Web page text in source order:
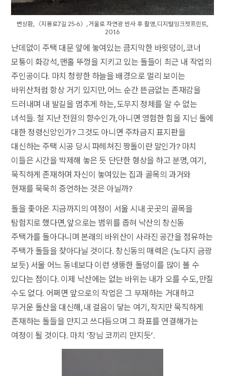
변상환, 〈지봉로7길 25-6〉, 거울로 자연광 반사 후 촬영, 디지털잉크젯프린트,
2016
난데없이 주택 대문 앞에 놓여있는 큼지막한 바윗덩이, 코너
모퉁이 화강석, 맨홀 뚜껑을 지키고 있는 돌들이 최근 내 작업의
주인공이다. 마치 청량한 하늘을 배경으로 멀리 보이는
바위산처럼 항상 거기 있지만, 어느 순간 뜬금없는 존재감을
드러내며 내 발길을 멈추게 하는, 도무지 정체를 알 수 없는
녀석들. 철 지난 전원의 향수인가, 아니면 영험한 힘을 지닌 돌에
대한 정령신앙인가? 그것도 아니면 주차금지 표지판을
대신하는 주택 시공 당시 파헤쳐진 짱돌이란 말인가? 마치
이들은 시간을 박제해 놓은 듯 단단한 형상을 하고 분명, 여기,
묵직하게 존재하며 자신이 놓여있는 집과 골목의 과거와
현재를 묵묵히 증언하는 것은 아닐까?
돌을 좇아온 지금까지의 여정이 서울 시내 곳곳의 골목을
탐험지로 했다면, 앞으로는 범위를 좁혀 낙산의 창신동
주택가를 돌아다니며 본래의 바위산이 사라진 공간을 점유하는
주택가 돌들을 찾아다닐 것이다. 창신동의 매력은 (노다지 금광
보듯) 서울 어느 동네보다 이런 생뚱한 돌덩이를 많이 볼 수
있다는 점이다. 이제 낙산에는 없는 바위는 내가 오를 수도, 만질
수도 없다. 어쩌면 앞으로의 작업은 그 부재하는 거대하고
무거운 돌산을 대신해, 내 걸음이 닿는 여기, 작지만 묵직하게
존재하는 돌들을 만지고 쓰다듬으며 그 좌표를 연결해가는
여정이 될 것이다. 마치 ‘장님 코끼리 만지듯’.